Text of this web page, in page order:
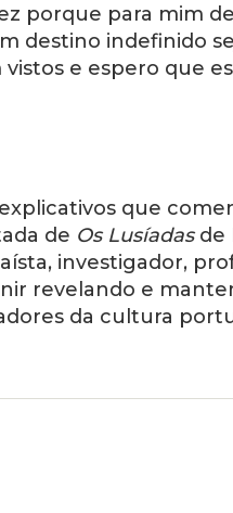
porque para mim
destino indefinido
e espero que
que
de Os Lusíadasde
investigador,
revelando e
da cultura